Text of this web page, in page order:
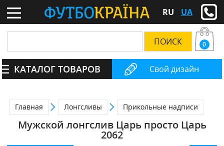
RU UA
Свой дизайн
0
КАТАЛОГ ТОВАРОВ
Главная Лонгсливы Прикольные надписи
Мужской лонгслив Царь просто Царь
2062